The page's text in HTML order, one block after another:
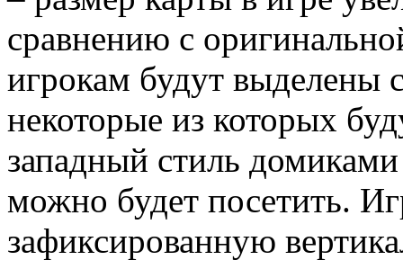
сравнению с
игрокам будут выделены
некоторые из которых
западный стиль
можно будет посетить.
зафиксированную